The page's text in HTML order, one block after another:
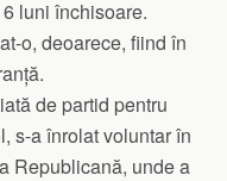
luni închisoare.
o, deoarece, fiind în
de partid pentru
s-a înrolat voluntar în
Republicană, unde a